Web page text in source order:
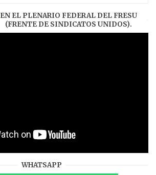
EN EL PLENARIO FEDERAL DEL FRESU
(FRENTE DE SINDICATOS UNIDOS).
WHATSAPP